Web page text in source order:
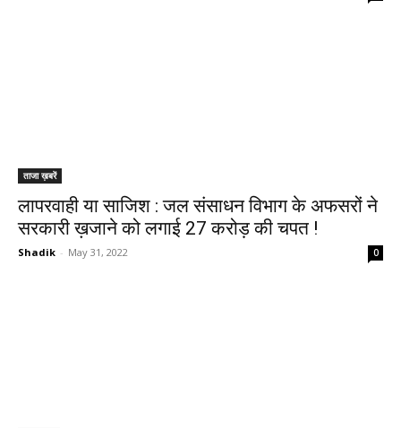
ताजा ख़बरें
लापरवाही या साजिश : जल संसाधन विभाग के अफसरों ने
सरकारी ख़जाने को लगाई 27 करोड़ की चपत !
Shadik - May 31, 2022 0